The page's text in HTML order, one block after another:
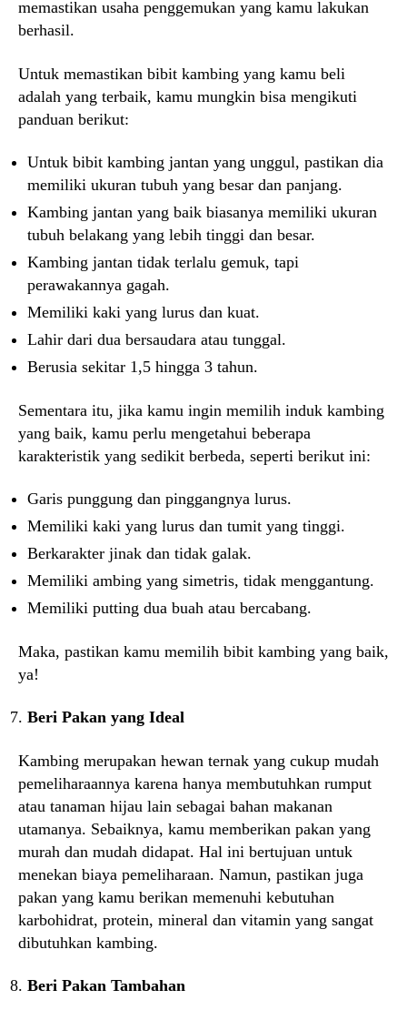
memastikan usaha penggemukan yang kamu lakukan
berhasil.
Untuk memastikan bibit kambing yang kamu beli
adalah yang terbaik, kamu mungkin bisa mengikuti
panduan berikut:
Untuk bibit kambing jantan yang unggul, pastikan dia
memiliki ukuran tubuh yang besar dan panjang.
Kambing jantan yang baik biasanya memiliki ukuran
tubuh belakang yang lebih tinggi dan besar.
Kambing jantan tidak terlalu gemuk, tapi
perawakannya gagah.
Memiliki kaki yang lurus dan kuat.
Lahir dari dua bersaudara atau tunggal.
Berusia sekitar 1,5 hingga 3 tahun.
Sementara itu, jika kamu ingin memilih induk kambing
yang baik, kamu perlu mengetahui beberapa
karakteristik yang sedikit berbeda, seperti berikut ini:
Garis punggung dan pinggangnya lurus.
Memiliki kaki yang lurus dan tumit yang tinggi.
Berkarakter jinak dan tidak galak.
Memiliki ambing yang simetris, tidak menggantung.
Memiliki putting dua buah atau bercabang.
Maka, pastikan kamu memilih bibit kambing yang baik,
ya!
Beri Pakan yang Ideal
Kambing merupakan hewan ternak yang cukup mudah
pemeliharaannya karena hanya membutuhkan rumput
atau tanaman hijau lain sebagai bahan makanan
utamanya. Sebaiknya, kamu memberikan pakan yang
murah dan mudah didapat. Hal ini bertujuan untuk
menekan biaya pemeliharaan. Namun, pastikan juga
pakan yang kamu berikan memenuhi kebutuhan
karbohidrat, protein, mineral dan vitamin yang sangat
dibutuhkan kambing.
Beri Pakan Tambahan